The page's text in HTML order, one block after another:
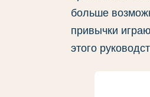
больше
привычки
этого